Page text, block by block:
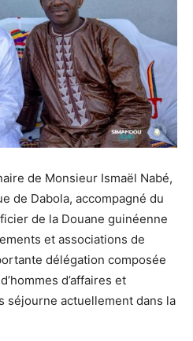
de Monsieur Ismaël Nabé,
de Dabola, accompagné du
de la Douane guinéenne
et associations de
délégation composée
d’affaires et
séjourne actuellement dans la